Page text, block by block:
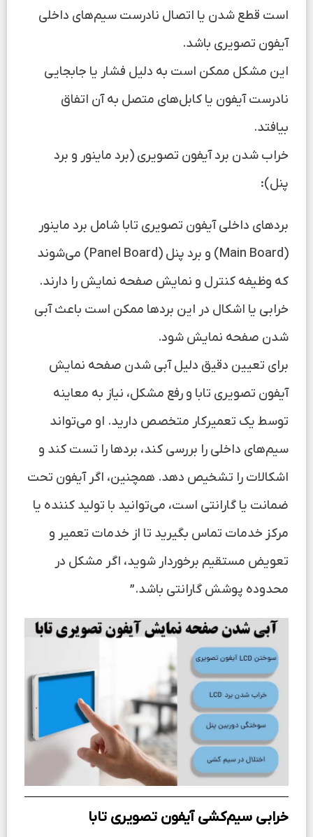
است قطع شدن یا اتصال نادرست سیم‌های داخلی
آیفون تصویری باشد.
این مشکل ممکن است به دلیل فشار یا جابجایی
نادرست آیفون یا کابل‌های متصل به آن اتفاق
بیافتد.
خراب شدن برد آیفون تصویری (برد ماینور و برد
پنل):
بردهای داخلی آیفون تصویری تابا شامل برد ماینور
(Main Board) و برد پنل (Panel Board) می‌شوند
که وظیفه کنترل و نمایش صفحه نمایش را دارند.
خرابی یا اشکال در این بردها ممکن است باعث آبی
شدن صفحه نمایش شود.
برای تعیین دقیق دلیل آبی شدن صفحه نمایش
آیفون تصویری تابا و رفع مشکل، نیاز به معاینه
توسط یک تعمیرکار متخصص دارید. او می‌تواند
سیم‌های داخلی را بررسی کند، بردها را تست کند و
اشکالات را تشخیص دهد. همچنین، اگر آیفون تحت
ضمانت یا گارانتی است، می‌توانید با تولید کننده یا
مرکز خدمات تماس بگیرید تا از خدمات تعمیر و
تعویض مستقیم برخوردار شوید، اگر مشکل در
محدوده پوشش گارانتی باشد.”
خرابی سیم‌کشی آیفون تصویری تابا